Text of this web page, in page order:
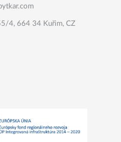
4, 664 34 Kuřim, CZ